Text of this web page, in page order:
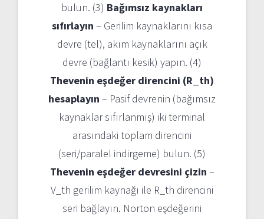
bulun. (3) Bağımsız kaynakları
sıfırlayın – Gerilim kaynaklarını kısa
devre (tel), akım kaynaklarını açık
devre (bağlantı kesik) yapın. (4)
Thevenin eşdeğer direncini (R_th)
hesaplayın – Pasif devrenin (bağımsız
kaynaklar sıfırlanmış) iki terminal
arasındaki toplam direncini
(seri/paralel indirgeme) bulun. (5)
Thevenin eşdeğer devresini çizin –
V_th gerilim kaynağı ile R_th direncini
seri bağlayın. Norton eşdeğerini